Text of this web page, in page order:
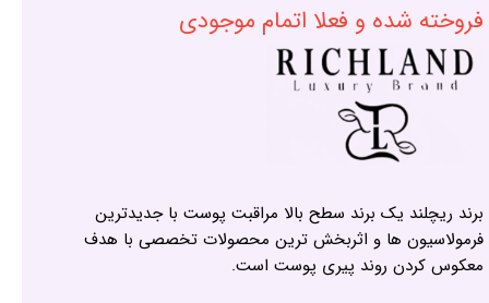
فروخته شده و فعلا اتمام موجودی
برند ریچلند یک برند سطح بالا مراقبت پوست با جدیدترین
فرمولاسیون ها و اثربخش ترین محصولات تخصصی با هدف
معکوس کردن روند پیری پوست است.